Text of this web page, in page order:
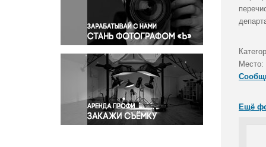
Правосудие
Происшествия и конфликты
Религия
Светская жизнь
Спорт
Экология
Экономика и бизнес
Место:
Ещё